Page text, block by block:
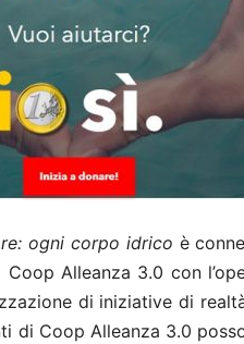
ogni corpo idrico è
Alleanza 3.0 con
di iniziative di
di Coop Alleanza 3.0